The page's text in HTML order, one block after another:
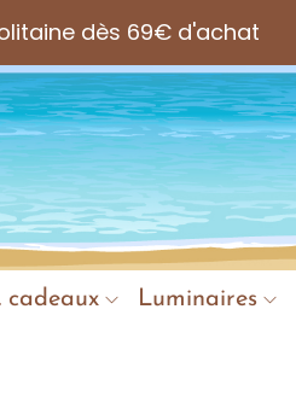
dès 69€ d'achat
cadeaux Luminaires